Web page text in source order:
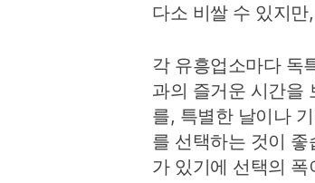
다소 비쌀 수 있지
각 유흥업소마다 독
과의 즐거운 시간을
를, 특별한 날이나
를 선택하는 것이
가 있기에 선택의 폭